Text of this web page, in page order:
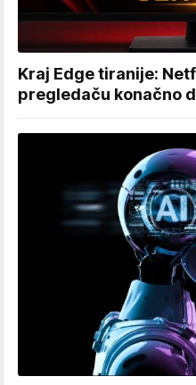
Kraj Edge tiranije:
pregledaču konačno